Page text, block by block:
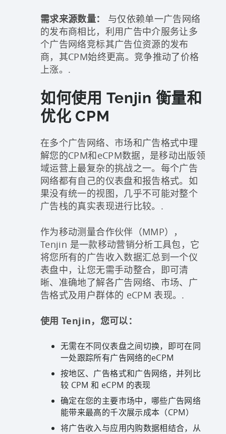
需求来源数量：
与仅依赖单一广告网络
的发布商相比，利用广告中介服务让多
个广告网络竞标其广告位资源的发布
商，其CPM始终更高。竞争推动了价格
上涨。.
如何使用 Tenjin 衡量和
优化 CPM
在多个广告网络、市场和广告格式中理
解您的CPM和eCPM数据，是移动出版领
域运营上最复杂的挑战之一。每个广告
网络都有自己的仪表盘和报告格式。如
果没有统一的视图，几乎不可能对整个
广告栈的真实表现进行比较。.
作为移动测量合作伙伴（MMP），
Tenjin 是一款移动营销分析工具包，它
将您所有的广告收入数据汇总到一个仪
表盘中，让您无需手动整合，即可清
晰、准确地了解各广告网络、市场、广
告格式及用户群体的 eCPM 表现。.
使用 Tenjin，您可以：
无需在不同仪表盘之间切换，即可在同
一处跟踪所有广告网络的eCPM
按地区、广告格式和广告网络，并列比
较 CPM 和 eCPM 的表现
确定在您的主要市场中，哪些广告网络
能带来最高的千次展示成本（CPM）
将广告收入与应用内购数据相结合，从